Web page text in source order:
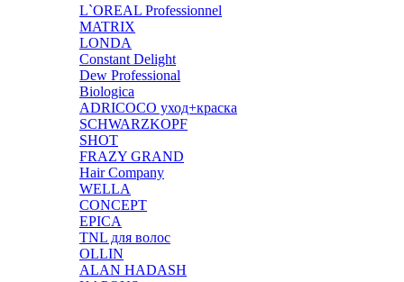
L`OREAL Professionnel
MATRIX
LONDA
Constant Delight
Dew Professional
Biologica
ADRICOCO уход+краска
SCHWARZKOPF
SHOT
FRAZY GRAND
Hair Company
WELLA
CONCEPT
EPICA
TNL для волос
OLLIN
ALAN HADASH